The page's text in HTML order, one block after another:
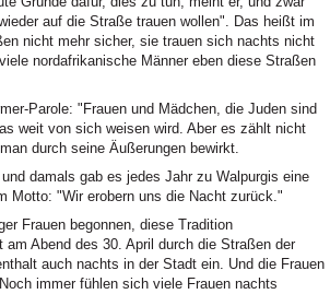
auf die Straße trauen wollen". Das heißt im
nicht mehr sicher, sie trauen sich nachts nicht
nordafrikanische Männer eben diese Straßen
Parole: "Frauen und Mädchen, die Juden sind
weit von sich weisen wird. Aber es zählt nicht
durch seine Äußerungen bewirkt.
damals gab es jedes Jahr zu Walpurgis eine
Motto: "Wir erobern uns die Nacht zurück."
Frauen begonnen, diese Tradition
Abend des 30. April durch die Straßen der
auch nachts in der Stadt ein. Und die Frauen
immer fühlen sich viele Frauen nachts